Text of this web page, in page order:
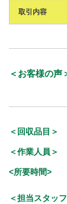
取引内容
＜お客様の声
＜回収品目＞
＜作業人員＞
<所要時間>
＜担当スタッ